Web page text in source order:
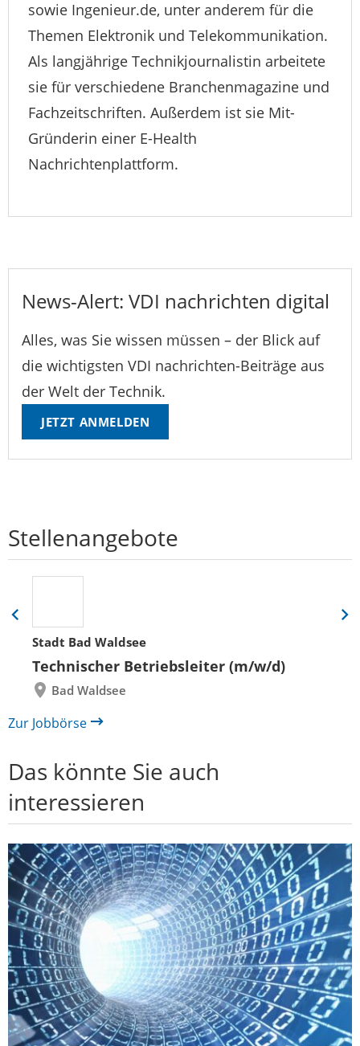
sowie Ingenieur.de, unter anderem für die
Themen Elektronik und Telekommunikation.
Als langjährige Technikjournalistin arbeitete
sie für verschiedene Branchenmagazine und
Fachzeitschriften. Außerdem ist sie Mit-
Gründerin einer E-Health
Nachrichtenplattform.
News-Alert: VDI nachrichten digital
Alles, was Sie wissen müssen – der Blick auf
die wichtigsten VDI nachrichten-Beiträge aus
der Welt der Technik.
JETZT ANMELDEN
Stellenangebote
Stadt Bad Waldsee
Technischer Betriebsleiter (m/w/d)
Bad Waldsee
Folie
zurück
Eine
Zur Jobbörse
Das könnte Sie auch
interessieren